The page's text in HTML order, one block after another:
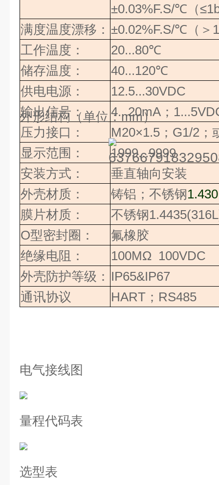
±0.03%F.S/℃（≤
满度温度漂移： ±0.02%F.S/℃（＞
工作温度：
20...80℃
储存温度：
40...120℃
供电电源：
12.5...30VDC
输出信号：
4...20mA ； 1...
压力接口：
M20×1.5 ； G1/2
显示范围：
1999...9999
安装方式：
垂直轴向安装
外壳材质：
铸铝；不锈钢
膜片材质：
不锈钢
O型密封圈：
氟橡胶
绝缘电阻：
100MΩ 100VDC
外壳防护等级： IP65&IP67
通讯协议
HART ； RS485
外形结构（单位：mm）
电气接线图
量程代码表
选型表